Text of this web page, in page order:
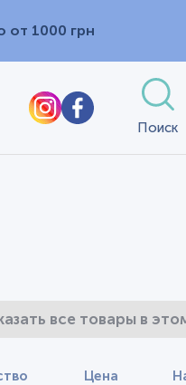
от 1000 грн
Поиск
все товары в
Цена